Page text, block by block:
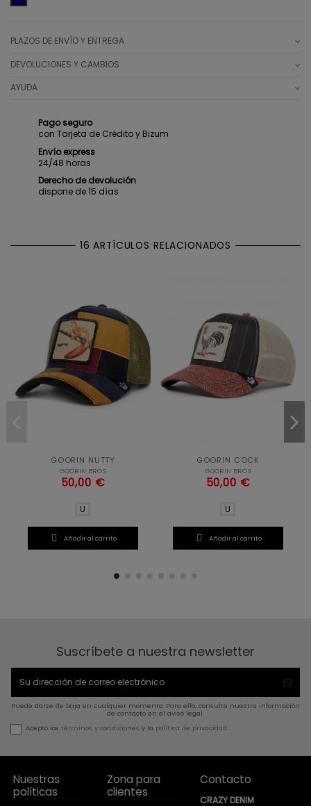
PLAZOS DE ENVÍO Y ENTREGA
DEVOLUCIONES Y CAMBIOS
AYUDA
Pago seguro
con Tarjeta de Crédito y Bizum
Envío express
24/48 horas
Derecho de devolución
dispone de 15 días
16 ARTÍCULOS RELACIONADOS
GOORIN NUTTY
GOORIN BROS
50,00 €
U
 Añadir al carrito
GOORIN COCK
GOORIN BROS
50,00 €
U
 Añadir al carrito
Suscríbete a nuestra newsletter
Puede darse de baja en cualquier momento. Para ello, consulte nuestra información
de contacto en el aviso legal.
Acepto los términos y condiciones y la política de privacidad
Nuestras
políticas
Zona para
clientes
Contacto
CRAZY DENIM